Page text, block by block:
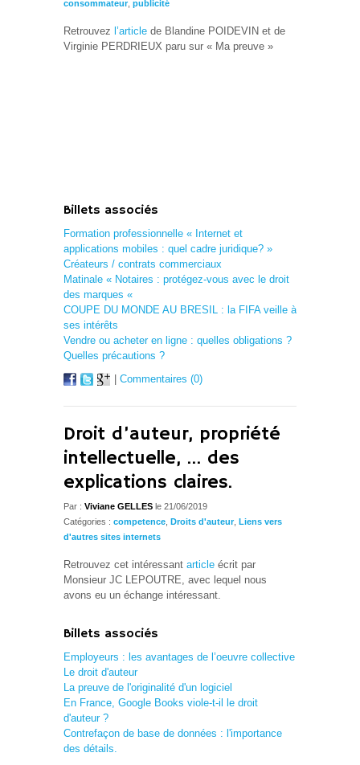
consommateur, publicité
Retrouvez l’article de Blandine POIDEVIN et de
Virginie PERDRIEUX paru sur « Ma preuve »
Billets associés
Formation professionnelle « Internet et
applications mobiles : quel cadre juridique? »
Créateurs / contrats commerciaux
Matinale « Notaires : protégez-vous avec le droit
des marques «
COUPE DU MONDE AU BRESIL : la FIFA veille à
ses intérêts
Vendre ou acheter en ligne : quelles obligations ?
Quelles précautions ?
Commentaires (0)
Droit d’auteur, propriété
intellectuelle, … des
explications claires.
Par : Viviane GELLES le 21/06/2019
Catégories : competence Droits d'auteur, Liens vers
d'autres sites internets
Retrouvez cet intéressant article écrit par
Monsieur JC LEPOUTRE, avec lequel nous
avons eu un échange intéressant.
Billets associés
Employeurs : les avantages de l’oeuvre collective
Le droit d'auteur
La preuve de l'originalité d'un logiciel
En France, Google Books viole-t-il le droit
d'auteur ?
Contrefaçon de base de données : l'importance
des détails.